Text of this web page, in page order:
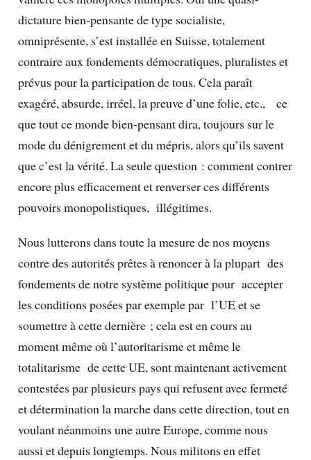
dictature bien-pensante de type socialiste,
omniprésente, s’est installée en Suisse, totalement
contraire aux fondements démocratiques, pluralistes et
prévus pour la participation de tous. Cela paraît
exagéré, absurde, irréel, la preuve d’une folie, etc., ce
que tout ce monde bien-pensant dira, toujours sur le
mode du dénigrement et du mépris, alors qu’ils savent
que c’est la vérité. La seule question : comment contrer
encore plus efficacement et renverser ces différents
pouvoirs monopolistiques, illégitimes.
Nous lutterons dans toute la mesure de nos moyens
contre des autorités prêtes à renoncer à la plupart des
fondements de notre système politique pour accepter
les conditions posées par exemple par l’UE et se
soumettre à cette dernière ; cela est en cours au
moment même où l’autoritarisme et même le
totalitarisme de cette UE, sont maintenant activement
contestées par plusieurs pays qui refusent avec fermeté
et détermination la marche dans cette direction, tout en
voulant néanmoins une autre Europe, comme nous
aussi et depuis longtemps. Nous militons en effet